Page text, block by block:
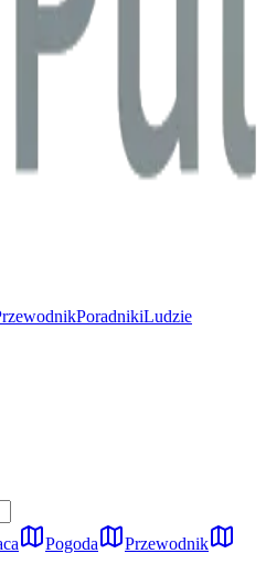
PoradnikiLudzie
Pogoda
Przewodnik